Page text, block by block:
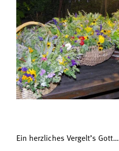
Mitgliedschaft
Landessekretariat
Bäuerliche Buffets
Hofgeschichten
Ein herzliches Vergelt’s Gott…